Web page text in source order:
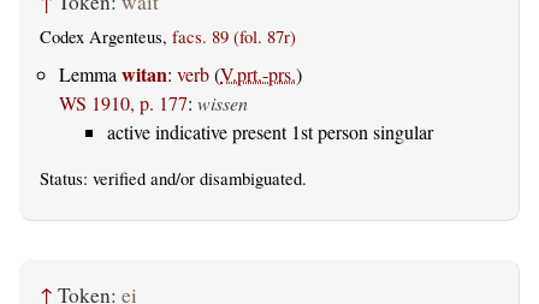
Codex Argenteus, facs. 89 (fol. 87r)
Lemma witan: verb(V.prt.-prs.)
WS 1910, p. 177: wissen
active indicative present 1st person singular
Status: verified and/or disambiguated.
↑ Token: ei